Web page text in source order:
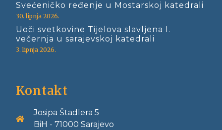
Svećeničko ređenje u Mostarskoj katedrali
30. lipnja 2026.
Uoči svetkovine Tijelova slavljena I.
večernja u sarajevskoj katedrali
3. lipnja 2026.
Kontakt
Josipa Štadlera 5
BiH - 71000 Sarajevo